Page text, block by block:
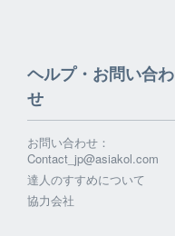
ヘルプ・お問い合わ
せ
お問い合わせ：
Contact_jp@asiakol.com
達人のすすめについて
協力会社